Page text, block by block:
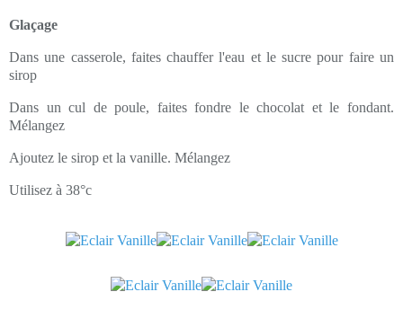
Glaçage
Dans une casserole, faites chauffer l'eau et le sucre pour faire un
sirop
Dans un cul de poule, faites fondre le chocolat et le fondant.
Mélangez
Ajoutez le sirop et la vanille. Mélangez
Utilisez à 38°c